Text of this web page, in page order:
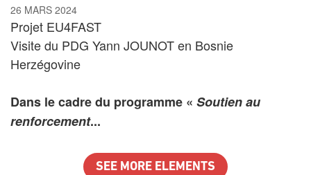
26 MARS 2024
Projet EU4FAST
Visite du PDG Yann JOUNOT en Bosnie
Herzégovine
Dans le cadre du programme « Soutien au
renforcement...
SEE MORE ELEMENTS